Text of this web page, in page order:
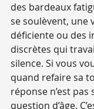
des bardeaux
se soulèvent, une
déficiente ou des
discrètes qui
silence. Si vous
quand refaire sa
réponse n’est
question d’âge.